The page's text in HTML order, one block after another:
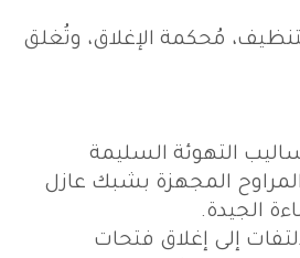
مُحكمة الإغلاق، وتُغلق
التهوئة السليمة
المجهزة بشبك عازل
الجيدة.
إلى إغلاق فتحات